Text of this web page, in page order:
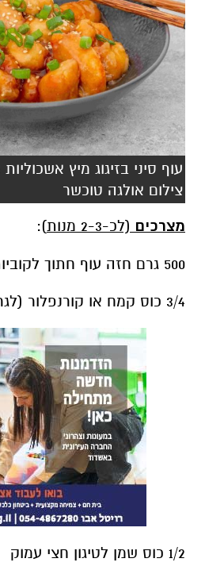
עוף סיני בזיגוג מיץ
צילום אולגה טוכשר
מצרכים (לכ-2-3 מנות ):
500 גרם חזה עוף חתוך לקוביות בינוניות
3/4 כוס קמח או קורנפלור (לגרסה ללא גלוטן)
1/2 כוס שמן לטיגון חצי עמוק